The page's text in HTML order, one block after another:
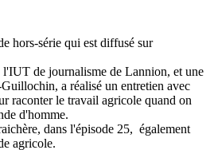
hors-série qui est diffusé sur
l'IUT de journalisme de Lannion, et une
a réalisé un entretien avec
raconter le travail agricole quand on
d'homme.
dans l'épisode 25, également
agricole.